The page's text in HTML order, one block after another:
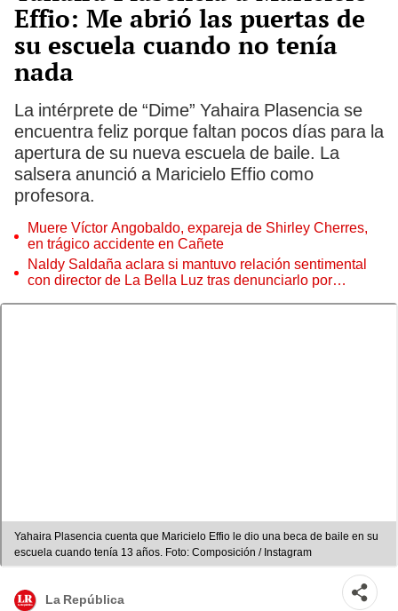
Effio: Me abrió las puertas de
su escuela cuando no tenía
nada
La intérprete de “Dime” Yahaira Plasencia se
encuentra feliz porque faltan pocos días para la
apertura de su nueva escuela de baile. La
salsera anunció a Maricielo Effio como
profesora.
Muere Víctor Angobaldo, expareja de Shirley Cherres,
en trágico accidente en Cañete
Naldy Saldaña aclara si mantuvo relación sentimental
con director de La Bella Luz tras denunciarlo por
Yahaira Plasencia cuenta que Maricielo Effio le dio una beca de baile en su
escuela cuando tenía 13 años. Foto: Composición / Instagram
La República